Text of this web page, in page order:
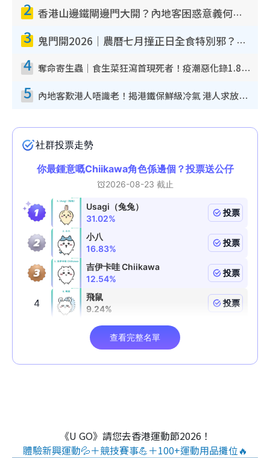
2 香港山邊鐵閘邊門大開？內地客困惑意義何在！網民神回覆：呢種叫法理性防禦
3 鬼門開2026｜農曆七月撞正日全食特別邪？專家警告切忌做一事！揭4大禁忌+2招保平安
4 奪命寄生蟲｜食生菜狂瀉首現死者！疫潮惡化錄1.8萬宗病例 揭洗菜3大謬誤
5 內地客歎港人唔識老！揭港鐵保鮮級冷氣 港人求放過：咪投訴
《U GO》請您去香港運動節2026！
體驗新興運動💦＋競技賽事💪＋100+運動用品攤位🔥